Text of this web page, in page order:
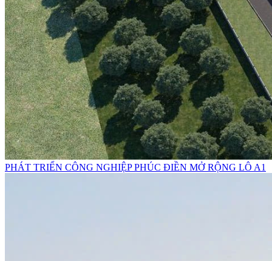
PHÁT TRIỂN CÔNG NGHIỆP PHÚC ĐIỀN MỞ RỘNG LÔ A1